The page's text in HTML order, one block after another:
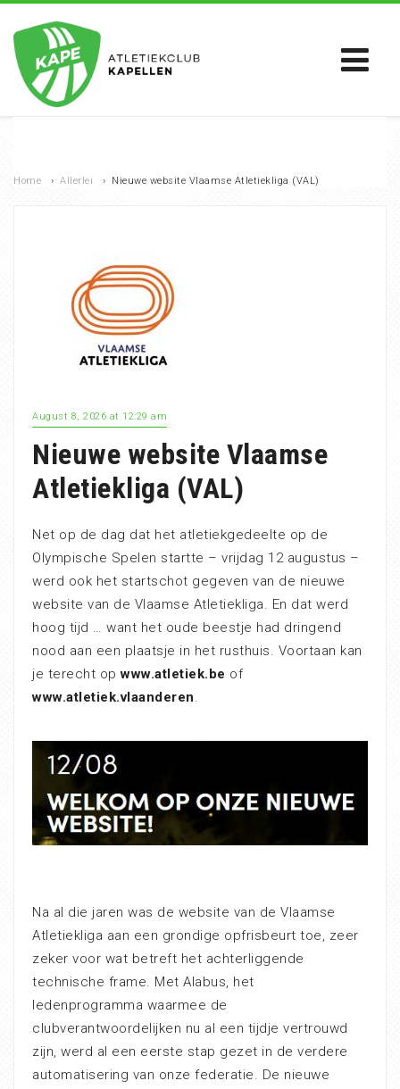
Home › Allerlei › Nieuwe website Vlaamse Atletiekliga (VAL)
August 8, 2026 at 12:29 am
Nieuwe website Vlaamse
Atletiekliga (VAL)
Net op de dag dat het atletiekgedeelte op de
Olympische Spelen startte – vrijdag 12 augustus –
werd ook het startschot gegeven van de nieuwe
website van de Vlaamse Atletiekliga. En dat werd
hoog tijd … want het oude beestje had dringend
nood aan een plaatsje in het rusthuis. Voortaan kan
je terecht opwww.atletiek.be of
www.atletiek.vlaanderen.
Na al die jaren was de website van de Vlaamse
Atletiekliga aan een grondige opfrisbeurt toe, zeer
zeker voor wat betreft het achterliggende
technische frame. Met Alabus, het
ledenprogramma waarmee de
clubverantwoordelijken nu al een tijdje vertrouwd
zijn, werd al een eerste stap gezet in de verdere
automatisering van onze federatie. De nieuwe